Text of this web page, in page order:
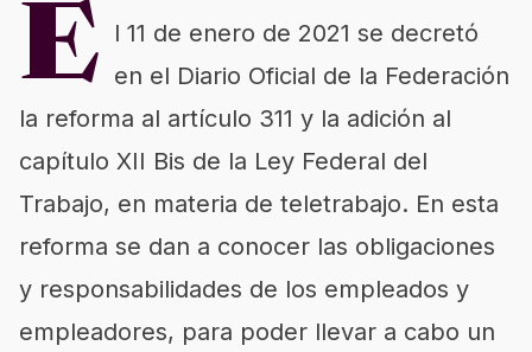
E
l 11 de enero de 2021 se decretó
en el Diario Oficial de la Federación
la reforma al artículo 311 y la adición al
capítulo XII Bis de la Ley Federal del
Trabajo, en materia de teletrabajo. En esta
reforma se dan a conocer las obligaciones
y responsabilidades de los empleados y
empleadores, para poder llevar a cabo un